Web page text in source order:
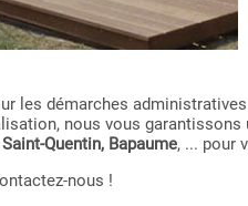
les démarches
nous vous
Quentin, Bapaume, ... pour
nous !